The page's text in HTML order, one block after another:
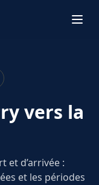
vers la
et d’arrivée :
et les périodes